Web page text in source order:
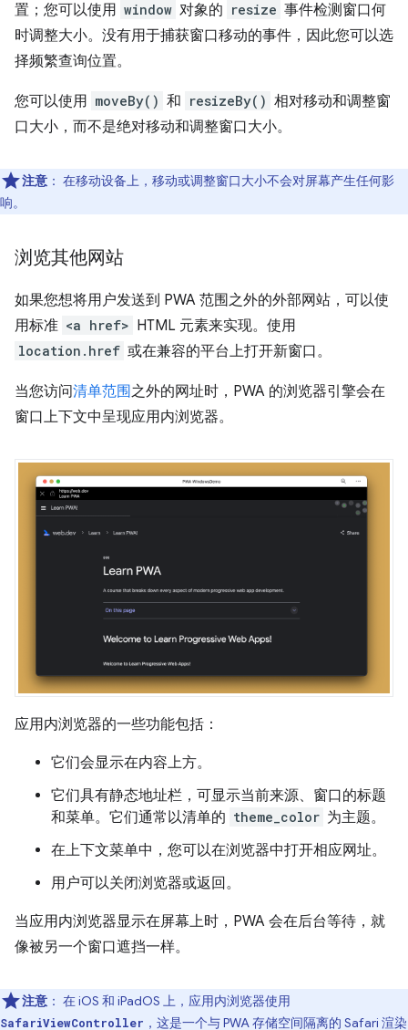
置；您可以使用 window 对象的 resize 事件检测窗口何
时调整大小。没有用于捕获窗口移动的事件，因此您可以选
择频繁查询位置。
您可以使用 moveBy() 和 resizeBy() 相对移动和调整窗
口大小，而不是绝对移动和调整窗口大小。
注意 ： 在移动设备上，移动或调整窗口大小不会对屏幕产生任何影
响。
浏览其他网站
如果您想将用户发送到 PWA 范围之外的外部网站，可以使
用标准 <a href> HTML 元素来实现。使用
location.href 或在兼容的平台上打开新窗口。
当您访问清单范围之外的网址时，PWA 的浏览器引擎会在
窗口上下文中呈现应用内浏览器。
应用内浏览器的一些功能包括：
它们会显示在内容上方。
它们具有静态地址栏，可显示当前来源、窗口的标题
和菜单。它们通常以清单的 theme_color 为主题。
在上下文菜单中，您可以在浏览器中打开相应网址。
用户可以关闭浏览器或返回。
当应用内浏览器显示在屏幕上时，PWA 会在后台等待，就
像被另一个窗口遮挡一样。
注意 ： 在 iOS 和 iPadOS 上，应用内浏览器使用
SafariViewController ，这是一个与 PWA 存储空间隔离的 Safari 渲染